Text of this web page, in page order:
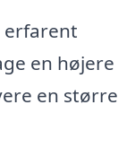
erfarent
en højere
en større